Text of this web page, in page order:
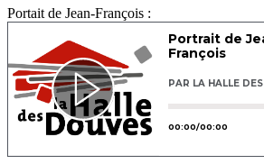
Portait de Jean-François :